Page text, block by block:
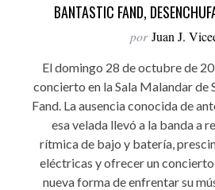
BANTASTIC FAND,
por Juan J.
El domingo 28 de octubre de
concierto en la Sala Malandar de
Fand. La ausencia conocida de
esa velada llevó a la banda a
rítmica de bajo y batería,
eléctricas y ofrecer un concierto
nueva forma de enfrentar su